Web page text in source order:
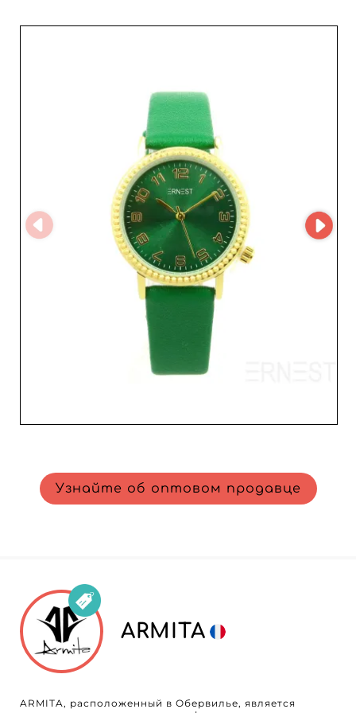
выбор для профессионалов, желающих привлечь
малышей — подтверждает стремление ERNEST
отвечать на самые разные потребности своей
исключительный сервис современной и эффективной
B2B‑платформы, в том числе благодаря
использованию MicroStore. Эта технология облегчает
доступ к богатому и актуальному каталогу, упрощает
ваши процессы и позволяет с высокой
эффективностью управлять заказами. Сотрудничество
с ERNEST — это также гарантии доверительных
отношений. Репутация оптового поставщика основана
на долговременных партнерствах и внимательном
клиентском сервисе, обеспечивая реселлерам
драгоценное спокойствие в конкурентном мире
современной моды. Вместе с ERNEST увеличивайте
выручку, предлагая продукты, которые привлекают и
удерживают вашу клиентуру.
Узнайте об оптовом продавце
ARMITA
ARMITA, расположенный в Обервилье, является